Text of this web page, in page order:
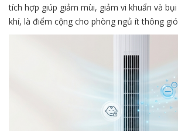
tích hợp giúp giảm mùi, giảm vi khuẩn và
khí, là điểm cộng cho phòng ngủ ít thông